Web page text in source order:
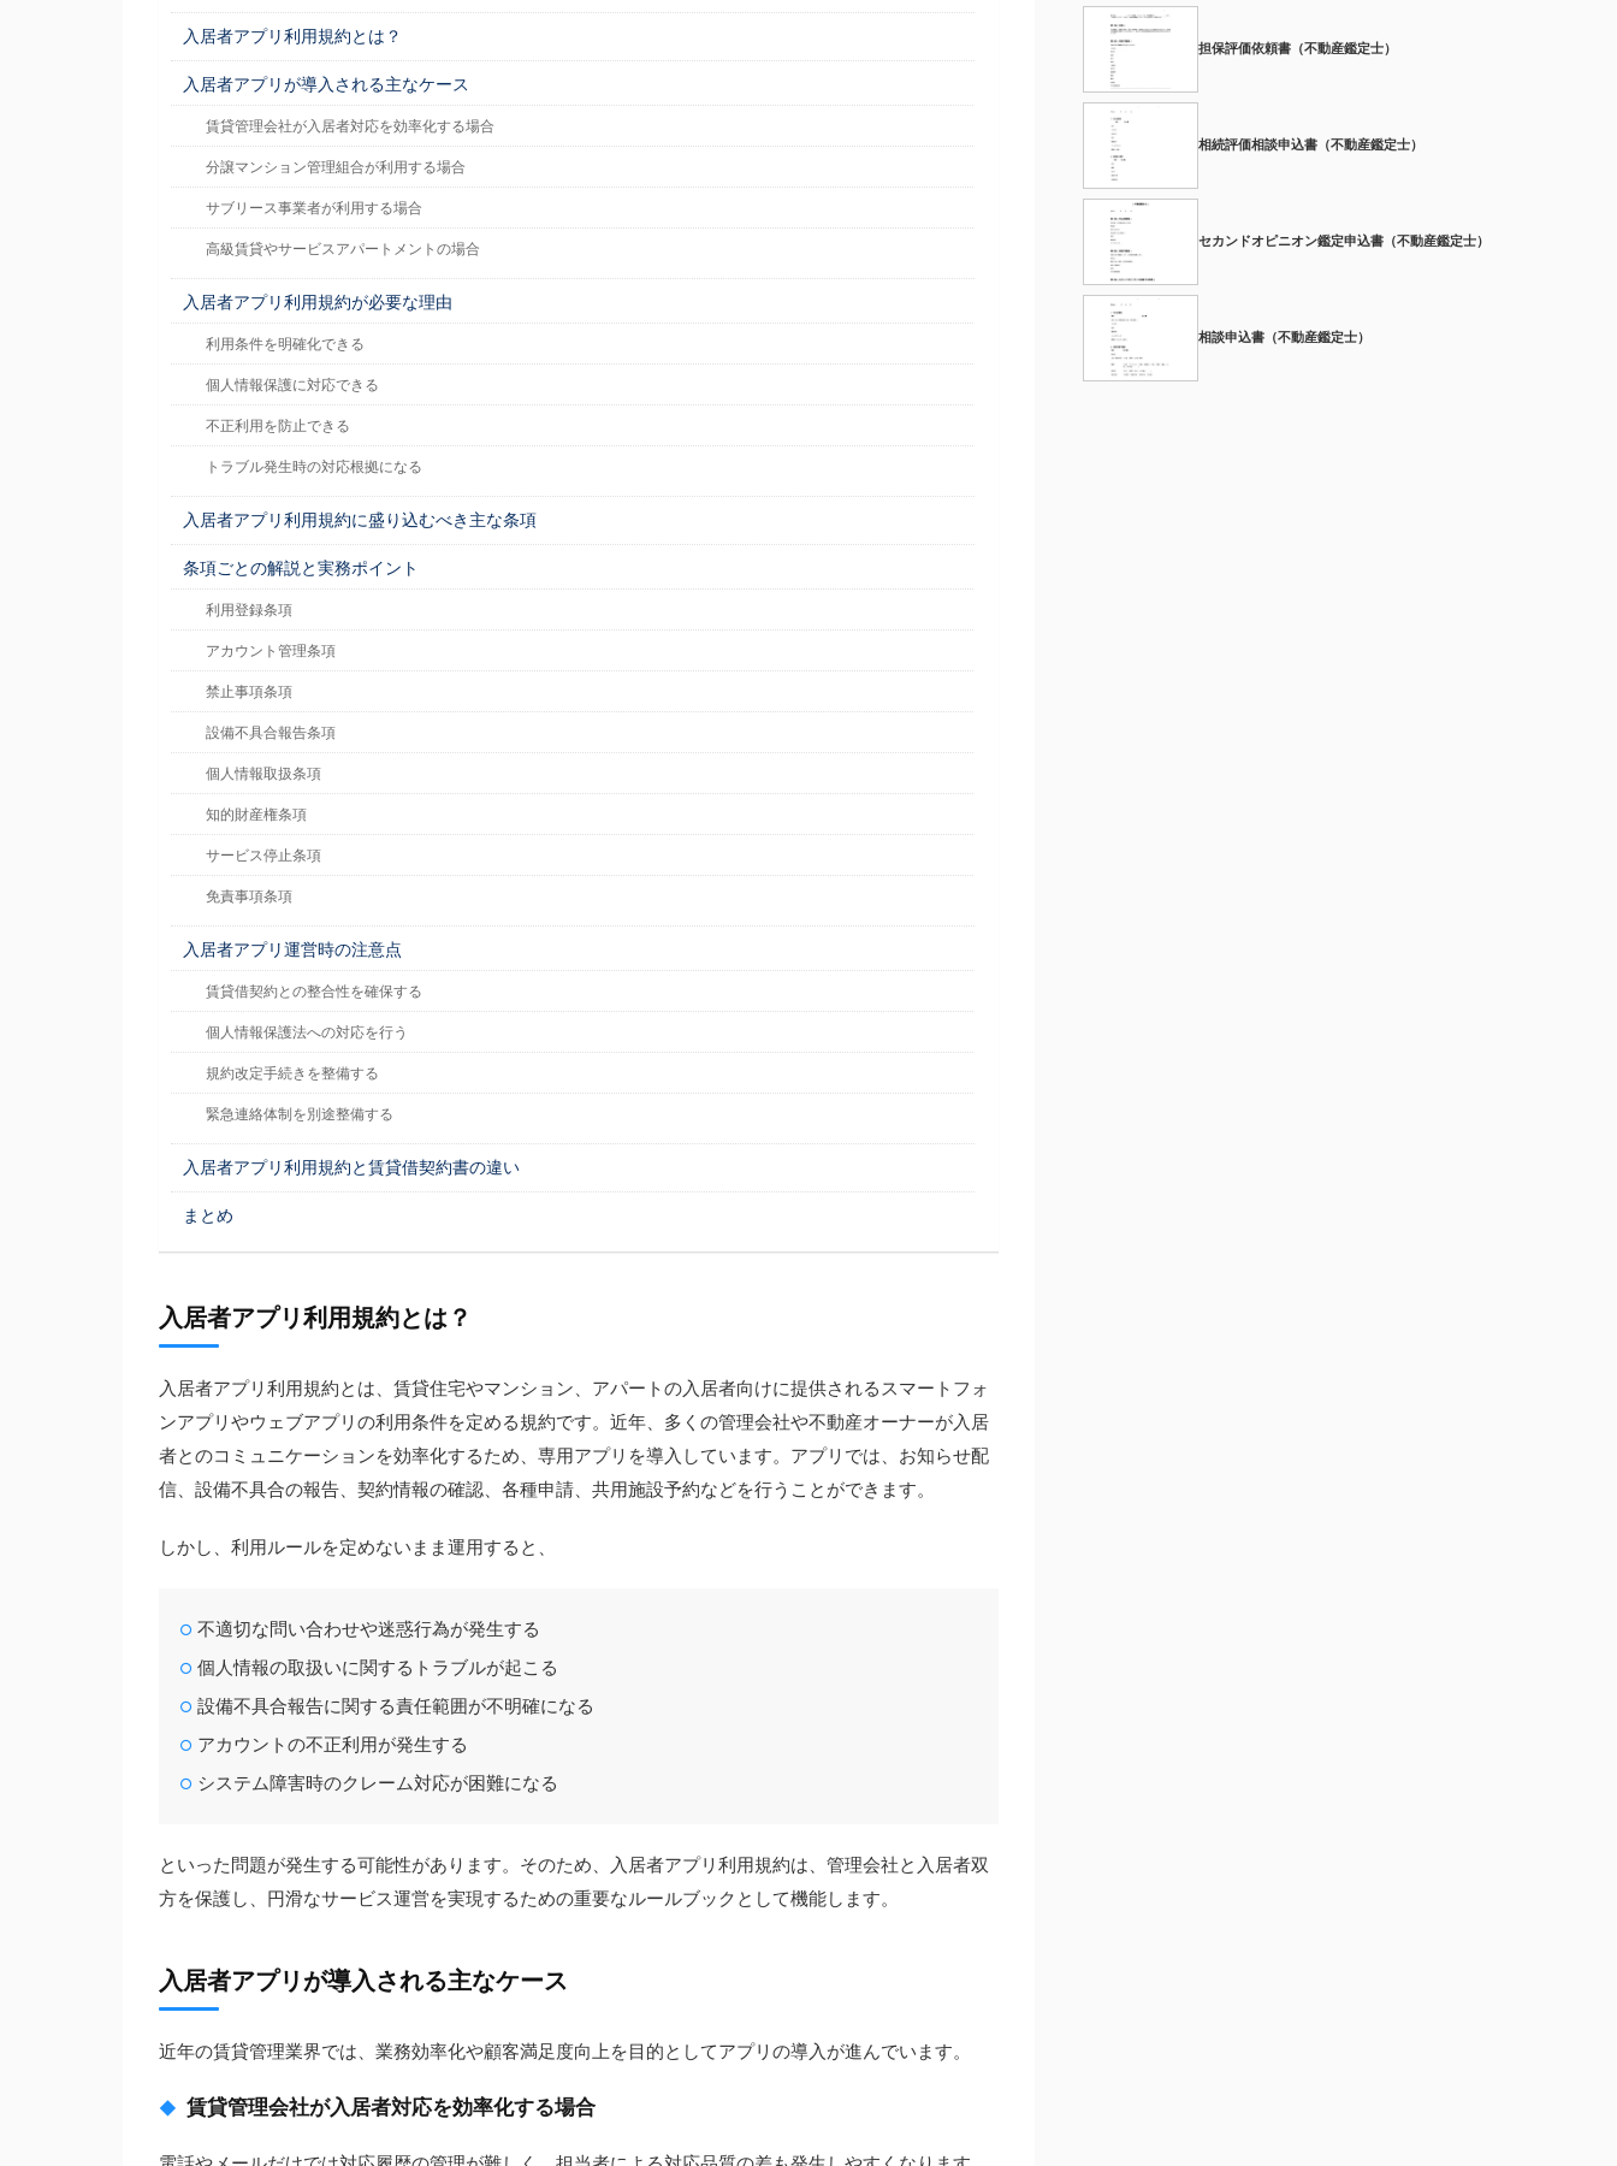
入居者アプリ利用規約とは？
入居者アプリが導入される主なケース
賃貸管理会社が入居者対応を効率化する場合
分譲マンション管理組合が利用する場合
サブリース事業者が利用する場合
高級賃貸やサービスアパートメントの場合
入居者アプリ利用規約が必要な理由
利用条件を明確化できる
個人情報保護に対応できる
不正利用を防止できる
トラブル発生時の対応根拠になる
入居者アプリ利用規約に盛り込むべき主な条項
条項ごとの解説と実務ポイント
利用登録条項
アカウント管理条項
禁止事項条項
設備不具合報告条項
個人情報取扱条項
知的財産権条項
サービス停止条項
免責事項条項
入居者アプリ運営時の注意点
賃貸借契約との整合性を確保する
個人情報保護法への対応を行う
規約改定手続きを整備する
緊急連絡体制を別途整備する
入居者アプリ利用規約と賃貸借契約書の違い
まとめ
入居者アプリ利用規約とは？
入居者アプリ利用規約とは、賃貸住宅やマンション、アパートの入居者向けに提供されるスマートフォ
ンアプリやウェブアプリの利用条件を定める規約です。近年、多くの管理会社や不動産オーナーが入居
者とのコミュニケーションを効率化するため、専用アプリを導入しています。アプリでは、お知らせ配
信、設備不具合の報告、契約情報の確認、各種申請、共用施設予約などを行うことができます。
しかし、利用ルールを定めないまま運用すると、
不適切な問い合わせや迷惑行為が発生する
個人情報の取扱いに関するトラブルが起こる
設備不具合報告に関する責任範囲が不明確になる
アカウントの不正利用が発生する
システム障害時のクレーム対応が困難になる
といった問題が発生する可能性があります。そのため、入居者アプリ利用規約は、管理会社と入居者双
方を保護し、円滑なサービス運営を実現するための重要なルールブックとして機能します。
入居者アプリが導入される主なケース
近年の賃貸管理業界では、業務効率化や顧客満足度向上を目的としてアプリの導入が進んでいます。
賃貸管理会社が入居者対応を効率化する場合
担保評価依頼書（不動産鑑定士）
相続評価相談申込書（不動産鑑定士）
セカンドオピニオン鑑定申込書（不動産鑑定士）
相談申込書（不動産鑑定士）